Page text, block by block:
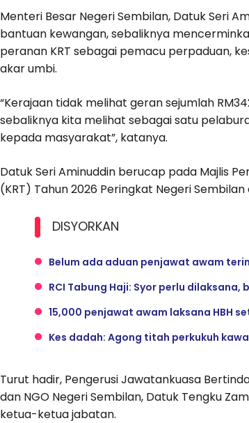
Menteri Besar Negeri Sembilan, Datuk Seri
bantuan kewangan, sebaliknya
peranan KRT sebagai pemacu perpaduan,
akar umbi.
“Kerajaan tidak melihat geran sejumlah
sebaliknya kita melihat sebagai satu
kepada masyarakat”, katanya.
Datuk Seri Aminuddin berucap pada Majlis
(KRT) Tahun 2026 Peringkat Negeri Sembilan
DISYORKAN
Belum ada aduan penjawat awam
RCI Tabung Haji: Syor perlu
15,000 penjawat awam laksana HBH
Kes dadah: Agong titah perkukuh
Turut hadir, Pengerusi Jawatankuasa
dan NGO Negeri Sembilan, Datuk Tengku
ketua-ketua jabatan.